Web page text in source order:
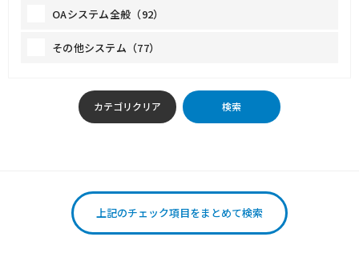
OAシステム全般（92）
その他システム（77）